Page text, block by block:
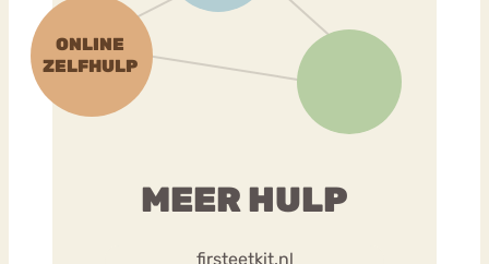
MEER HULP
firsteetkit.nl